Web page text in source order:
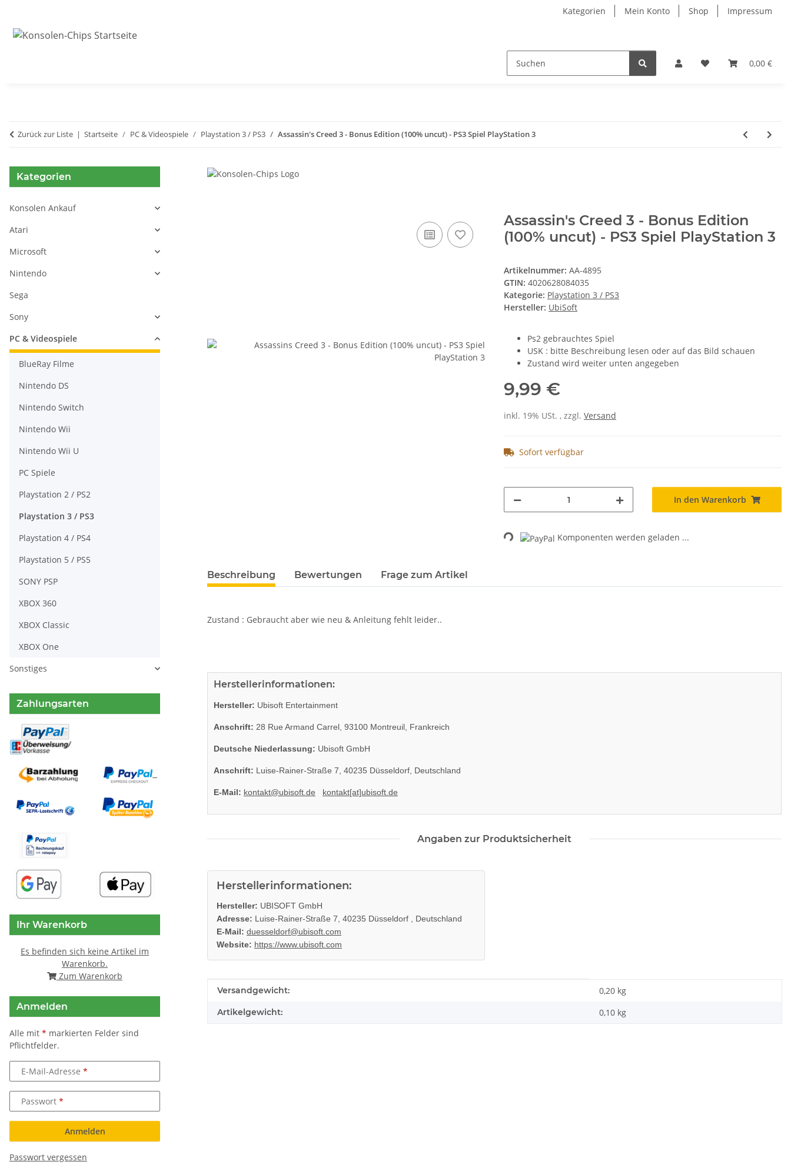
Kategorien Mein Konto Shop Impressum
0,00 €
Zurück zur Liste Startseite PC & Videospiele Playstation 3 / PS3 Assassin's Creed 3 - Bonus Edition (100% uncut) - PS3 Spiel PlayStation 3
Assassin's Creed 3 - Bonus Edition
(100% uncut) - PS3 Spiel PlayStation 3
Artikelnummer: AA-4895
GTIN: 4020628084035
Kategorie: Playstation 3 / PS3
Hersteller: UbiSoft
Ps2 gebrauchtes Spiel
USK : bitte Beschreibung lesen oder auf das Bild schauen
Zustand wird weiter unten angegeben
9,99 €
inkl. 19% USt. , zzgl. Versand
Sofort verfügbar
In den Warenkorb
Loading... Komponenten werden geladen ...
weitere Registerkarten anzeigen
Beschreibung Bewertungen Frage zum Artikel
Zustand : Gebraucht aber wie neu & Anleitung fehlt leider..
Herstellerinformationen:
Hersteller: Ubisoft Entertainment
Anschrift: 28 Rue Armand Carrel, 93100 Montreuil, Frankreich
Deutsche Niederlassung: Ubisoft GmbH
Anschrift: Luise-Rainer-Straße 7, 40235 Düsseldorf, Deutschland
E-Mail: kontakt@ubisoft.de kontakt[at]ubisoft.de
Angaben zur Produktsicherheit
Herstellerinformationen:
Hersteller: UBISOFT GmbH
Adresse: Luise-Rainer-Straße 7, 40235 Düsseldorf , Deutschland
E-Mail: duesseldorf@ubisoft.com
Website: https://www.ubisoft.com
Produkteigenschaft
Wert
Versandgewicht: 0,20 kg
Artikelgewicht: 0,10 kg
Kategorien
Konsolen Ankauf
Atari
Microsoft
Nintendo
Sega
Sony
PC & Videospiele
BlueRay Filme
Nintendo DS
Nintendo Switch
Nintendo Wii
Nintendo Wii U
PC Spiele
Playstation 2 / PS2
Playstation 3 / PS3
Playstation 4 / PS4
Playstation 5 / PS5
SONY PSP
XBOX 360
XBOX Classic
XBOX One
Sonstiges
Zahlungsarten
Ihr Warenkorb
Es befinden sich keine Artikel im
Warenkorb.
Zum Warenkorb
Anmelden
Alle mit * markierten Felder sind
Pflichtfelder.
E-Mail-Adresse
Passwort
Anmelden
Passwort vergessen